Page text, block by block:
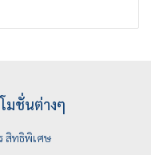
มชั่นต่างๆ
สิทธิพิเศษ